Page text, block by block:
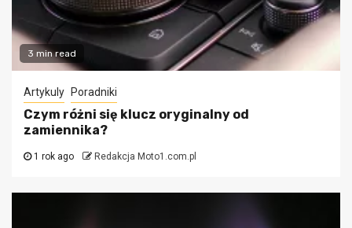
3 min read
Artykuly Poradniki
Czym różni się klucz oryginalny od
zamiennika?
1 rok ago Redakcja Moto1.com.pl